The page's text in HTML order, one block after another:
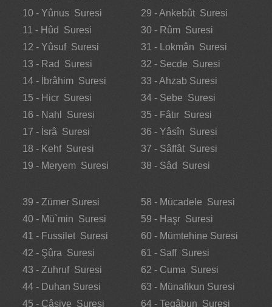
10 - Yûnus Suresi
11 - Hûd Suresi
12 - Yûsuf Suresi
13 - Rad Suresi
14 - İbrâhim Suresi
15 - Hicr Suresi
16 - Nahl Suresi
17 - İsrâ Suresi
18 - Kehf Suresi
19 - Meryem Suresi
29 - Ankebût Suresi
30 - Rûm Suresi
31 - Lokmân Suresi
32 - Secde Suresi
33 - Ahzab Suresi
34 - Sebe Suresi
35 - Fâtır Suresi
36 - Yâsîn Suresi
37 - Sâffât Suresi
38 - Sâd Suresi
39 - Zümer Suresi
40 - Mü`min Suresi
41 - Fussilet Suresi
42 - Şûra Suresi
43 - Zuhruf Suresi
44 - Duhan Suresi
45 - Câsiye Suresi
58 - Mücadele Suresi
59 - Haşr Suresi
60 - Mümtehine Suresi
61 - Saff Suresi
62 - Cuma Suresi
63 - Münafikun Suresi
64 - Tegâbun Suresi